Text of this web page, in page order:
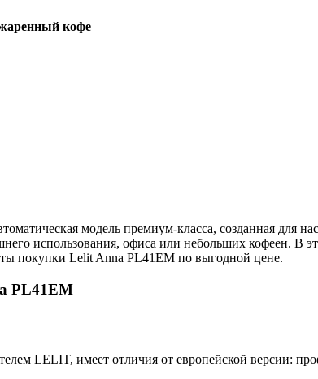
кофе
модель премиум-класса, созданная для
использования, офиса или небольших кофеен.
покупки Lelit Anna PL41EM по выгодной цене.
PL41EM
LELIT, имеет отличия от европейской версии: